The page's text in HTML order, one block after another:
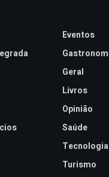
Eventos
Geral
Livros
Opinião
Saúde
Tecnologia
Turismo